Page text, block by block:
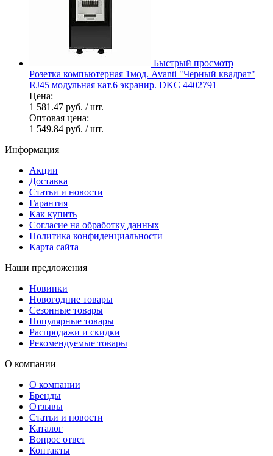
Быстрый просмотр
Розетка компьютерная 1мод. Avanti "Черный квадрат"
RJ45 модульная кат.6 экранир. DKC 4402791
Цена:
1 581.47 руб. / шт.
Оптовая цена:
1 549.84 руб. / шт.
Информация
Акции
Доставка
Статьи и новости
Гарантия
Как купить
Согласие на обработку данных
Политика конфиденциальности
Карта сайта
Наши предложения
Новинки
Новогодние товары
Сезонные товары
Популярные товары
Распродажи и скидки
Рекомендуемые товары
О компании
О компании
Бренды
Отзывы
Статьи и новости
Каталог
Вопрос ответ
Контакты